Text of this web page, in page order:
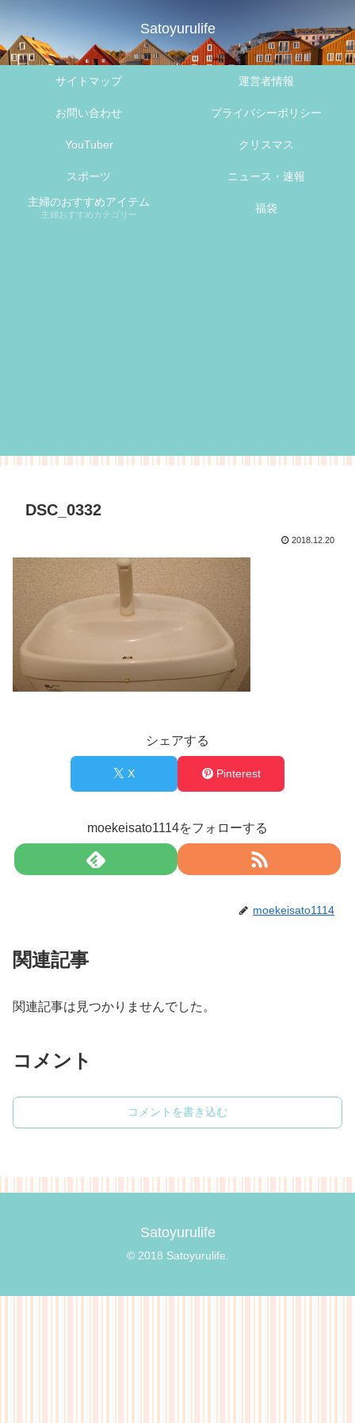
Satoyurulife
サイトマップ 運営者情報
お問い合わせ プライバシーポリシー
YouTuber クリスマス
スポーツ
ニュース・速報
主婦のおすすめアイテム
主婦おすすめカテゴリー 福袋
DSC_0332
2018.12.20
シェアする
X Pinterest
moekeisato1114をフォローする
moekeisato1114
関連記事
関連記事は見つかりませんでした。
コメント
コメントを書き込む
Satoyurulife
© 2018 Satoyurulife.